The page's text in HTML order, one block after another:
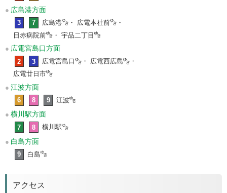
広島港方面
3 7 広島港 ・ 広電本社前
・
日赤病院前
・ 宇品二丁目
広電宮島口方面
2 3 広電宮島口 ・ 広電西広島
・
広電廿日市
江波方面
6 8 9 江波
横川駅方面
7 8 横川駅
白島方面
9 白島
アクセス